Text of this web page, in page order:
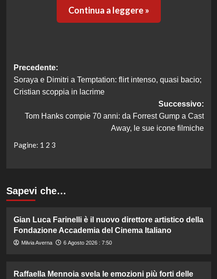
Continua a leggere »
Navigazione
articolo
Precedente:
Soraya e Dimitri a Temptation: flirt intenso, quasi bacio;
Cristian scoppia in lacrime
Successivo:
Tom Hanks compie 70 anni: da Forrest Gump a Cast
Away, le sue icone filmiche
Pagine: 1 2 3
Sapevi che…
Gian Luca Farinelli è il nuovo direttore artistico della
Fondazione Accademia del Cinema Italiano
Milvia Averna 6 Agosto 2026 : 7:50
Raffaella Mennoia svela le emozioni più forti delle